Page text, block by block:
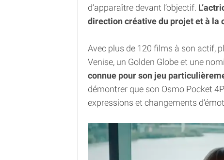
d’apparaître devant l’objectif.
direction créative du projet et à la
Avec plus de 120 films à son actif,
Venise, un Golden Globe et une
connue pour son jeu
démontrer que son Osmo Pocket
expressions et changements